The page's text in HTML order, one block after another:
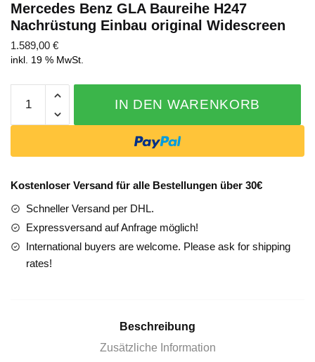
Mercedes Benz GLA Baureihe H247
Nachrüstung Einbau original Widescreen
1.589,00 €
inkl. 19 % MwSt.
Benz
GLA
H247
Einbau
original
Widescreen
Menge
IN DEN WARENKORB
Kostenloser Versand für alle Bestellungen über 30€
Schneller Versand per DHL.
Expressversand auf Anfrage möglich!
International buyers are welcome. Please ask for shipping
rates!
Abschicken
Beschreibung
Zusätzliche Information